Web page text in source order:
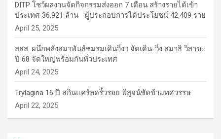
DITP โชว์ผลงานจัดกิจกรรมส่งออก 7 เดือน สร้างรายได้เข้า
ประเทศ 36,921 ล้าน ผู้ประกอบการได้ประโยชน์ 42,409 ราย
April 25, 2025
สสส. ผนึกพลังสมาพันธ์ชมรมเดินวิ่งฯ จัดเดิน-วิ่ง สมาธิ วิสาขะ
ปี 68 จัดใหญ่พร้อมกันทั่วประเทศ
April 24, 2025
Trylagina 16 ปี สกินแคร์ลดริ้วรอย พิสูจน์ชัดข้ามทศวรรษ
April 22, 2025